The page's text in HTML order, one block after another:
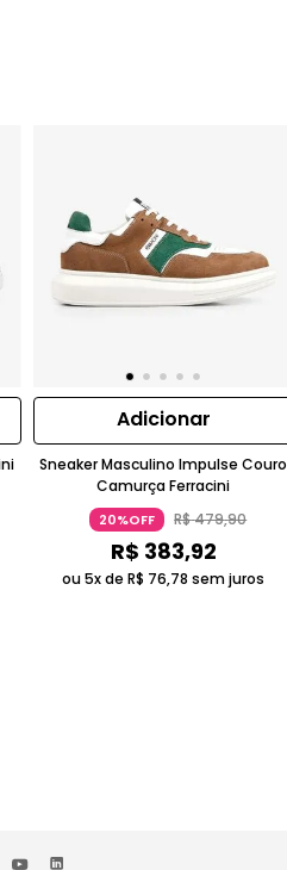
Adicionar
Sneaker Masculino Impulse Couro
Camurça Ferracini
20%OFF R$479,90
R$ 383,92
ou 5x deR$ 76,78 sem juros